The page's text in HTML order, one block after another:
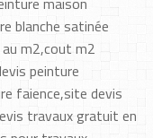
blanche satinée
m2,cout m2
peinture
faience,site devis
travaux gratuit en